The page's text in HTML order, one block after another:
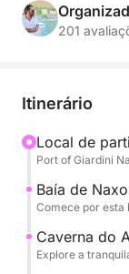
Relaxe e
descobre
Ao longo do
enquanto ouve
de som do
profissionais
segura,
O passeio
201
Itinerário
Local de
Port of Giardini
Baía de
Comece por esta
Caverna do
Explore a